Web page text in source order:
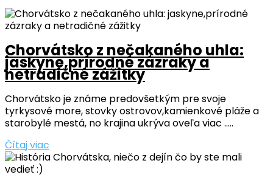
Chorvátsko z nečakaného uhla:
jaskyne,prírodné zázraky a
netradičné zážitky
Chorvátsko je známe predovšetkým pre svoje
tyrkysové more, stovky ostrovov,kamienkové pláže a
starobylé mestá, no krajina ukrýva oveľa viac .....
Čítaj viac